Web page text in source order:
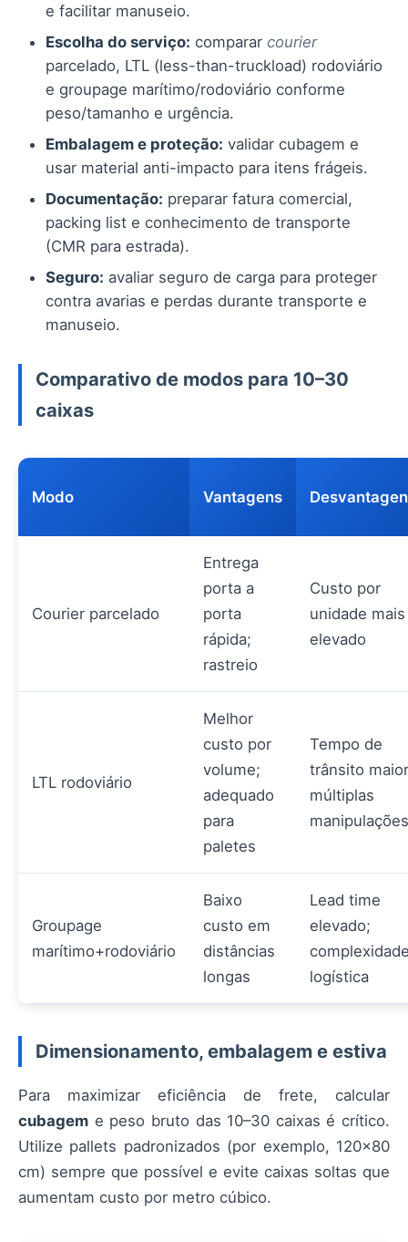
e facilitar manuseio.
Escolha do serviço: comparar courier
parcelado, LTL (less-than-truckload) rodoviário
e groupage marítimo/rodoviário conforme
peso/tamanho e urgência.
Embalagem e proteção: validar cubagem e
usar material anti-impacto para itens frágeis.
Documentação: preparar fatura comercial,
packing list e conhecimento de transporte
(CMR para estrada).
Seguro: avaliar seguro de carga para proteger
contra avarias e perdas durante transporte e
manuseio.
Comparativo de modos para 10–30
caixas
Modo Vantagens
Courier parcelado
Entrega
porta a
porta
rápida;
rastreio
Custo por
unidade mais
elevado
LTL rodoviário
Melhor
custo por
volume;
adequado
para
paletes
Tempo de
trânsito
múltiplas
manipulações
Groupage
marítimo+rodoviário
Baixo
custo em
distâncias
longas
Lead time
elevado;
logística
Dimensionamento, embalagem e estiva
Para maximizar eficiência de frete, calcular
cubagem e peso bruto das 10–30 caixas é crítico.
Utilize pallets padronizados (por exemplo, 120x80
cm) sempre que possível e evite caixas soltas que
aumentam custo por metro cúbico.